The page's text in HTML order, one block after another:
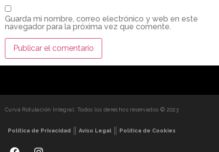
Guarda mi nombre, correo electrónico y web en este
navegador para la próxima vez que comente.
Curva Rotulación Integral. Todos los derechos reservados © 2023
Política de Privacidad Aviso Legal Política de Cookies